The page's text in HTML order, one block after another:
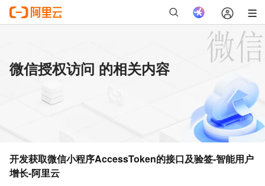
微信授权访问 的相关内容
开发获取微信小程序AccessToken的接口及验签-智能用户
增长-阿里云